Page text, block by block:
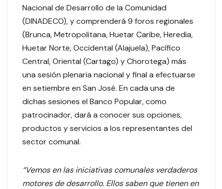
Nacional de Desarrollo de la Comunidad
(DINADECO), y comprenderá 9 foros regionales
(Brunca, Metropolitana, Huetar Caribe, Heredia,
Huetar Norte, Occidental (Alajuela), Pacífico
Central, Oriental (Cartago) y Chorotega) más
una sesión plenaria nacional y final a efectuarse
en setiembre en San José. En cada una de
dichas sesiones el Banco Popular, como
patrocinador, dará a conocer sus opciones,
productos y servicios a los representantes del
sector comunal.
“Vemos en las iniciativas comunales verdaderos
motores de desarrollo. Ellos saben que tienen en